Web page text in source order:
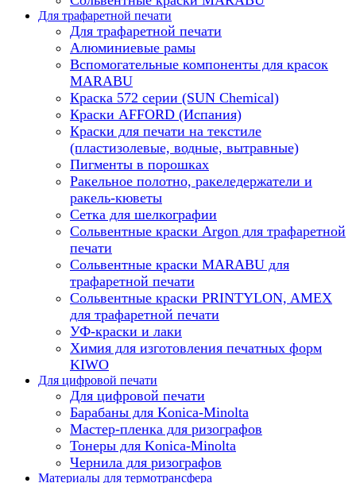
Для трафаретной печати
Для трафаретной печати
Алюминиевые рамы
Вспомогательные компоненты для красок
MARABU
Краска 572 серии (SUN Chemical)
Краски AFFORD (Испания)
Краски для печати на текстиле
(пластизолевые, водные, вытравные)
Пигменты в порошках
Ракельное полотно, ракеледержатели и
ракель-кюветы
Сетка для шелкографии
Сольвентные краски Argon для трафаретной
печати
Сольвентные краски MARABU для
трафаретной печати
Сольвентные краски PRINTYLON, AMEX
для трафаретной печати
УФ-краски и лаки
Химия для изготовления печатных форм
KIWO
Для цифровой печати
Для цифровой печати
Барабаны для Konica-Minolta
Мастер-пленка для ризографов
Тонеры для Konica-Minolta
Чернила для ризографов
Материалы для термотрансфера